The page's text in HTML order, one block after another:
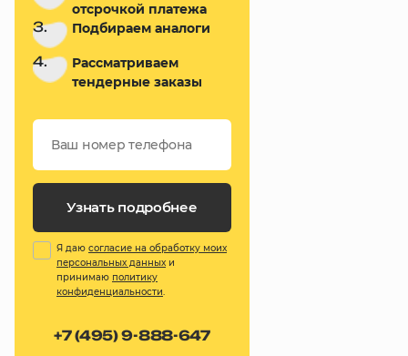
отсрочкой платежа
3. Подбираем аналоги
4.
Рассматриваем
тендерные заказы
Узнать подробнее
Я даю согласие на обработку моих
персональных данных и
принимаю политику
конфиденциальности.
+7 (495) 9-888-647